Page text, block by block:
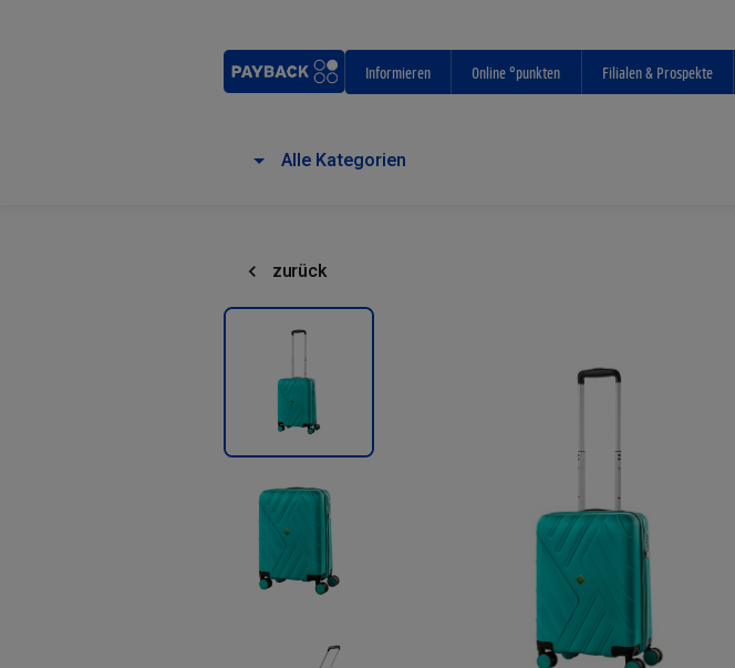
Informieren Online °punkten Filialen & Prospekte
Alle Kategorien
zurück